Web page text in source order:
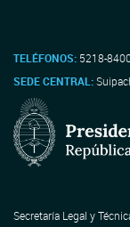
TELÉFONOS: 5218-
SEDE CENTRAL:
Secretaría Legal y